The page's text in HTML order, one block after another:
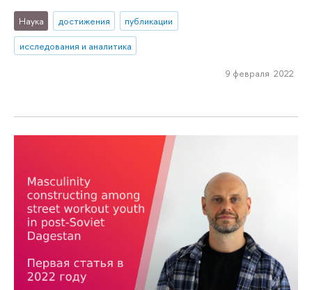
Наука достижения
публикации
исследования и аналитика
9 февраля 2022